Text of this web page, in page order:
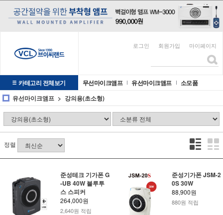
로그인 회원가입 마이페이지
카테고리 전체보기 무선마이크앰프 유선마이크앰프
소모품
유선마이크앰프
강의용(초소형)
정렬
준성테크 기가폰 G
-UB 40W 블루투
스 스피커
264,000원
2,640원 적립
준성기가폰 JSM-2
0S 30W
88,900원
880원 적립